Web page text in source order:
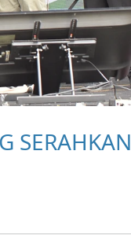
SERAHKAN